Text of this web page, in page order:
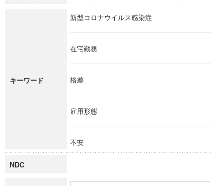
キーワード
新型コロナウイルス感染症
在宅勤務
格差
雇用形態
不安
NDC